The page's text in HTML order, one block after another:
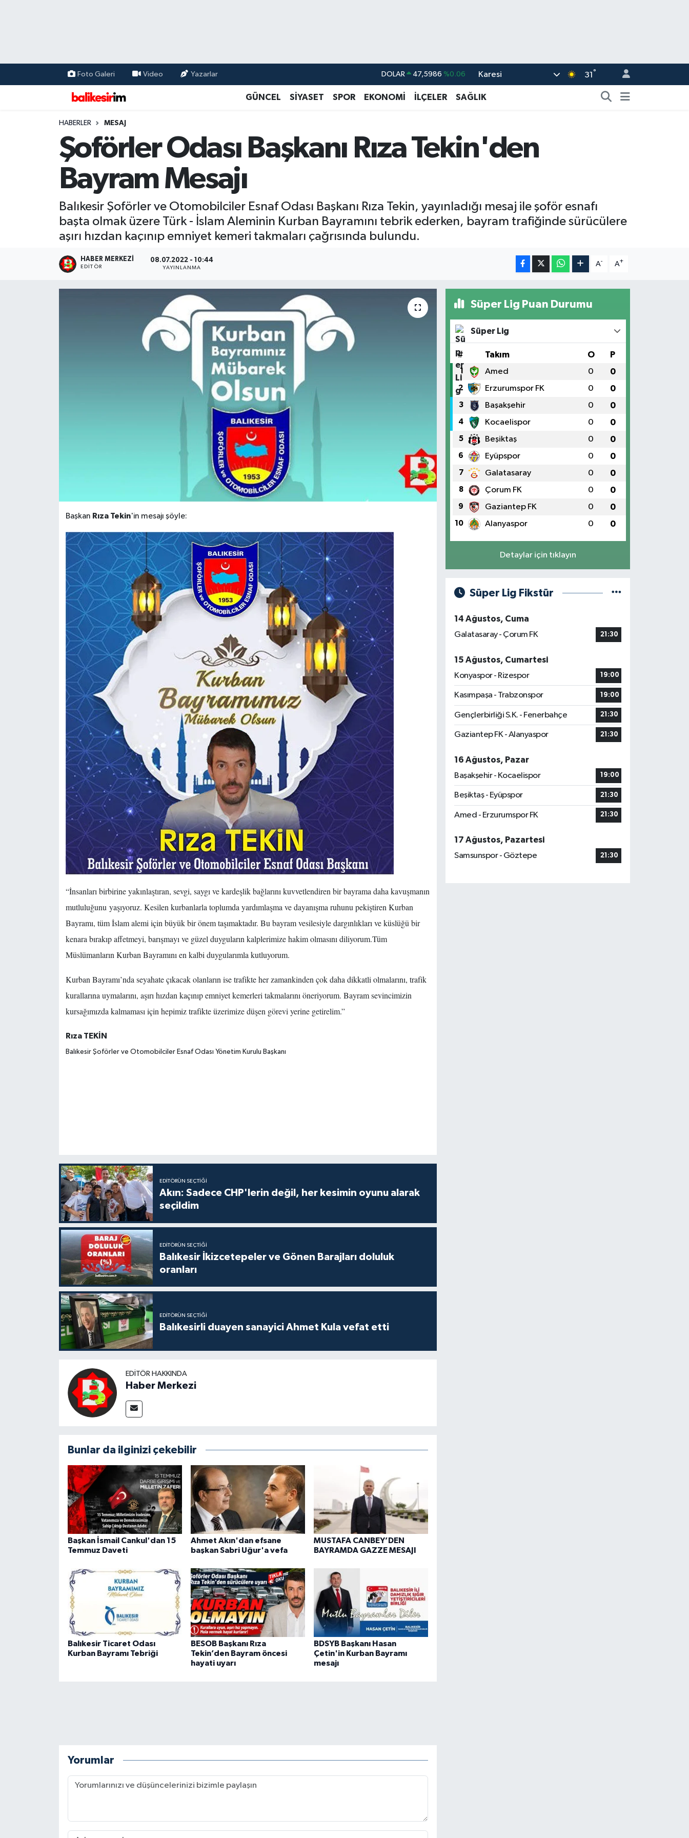
Foto Galeri Video Yazarlar DOLAR 47,5986 %0.06
EURO 55,0700 %0.1
BİST100 13.768 %48
Karesi 31 °
GÜNCEL SİYASET SPOR EKONOMİ İLÇELER SAĞLIK
HABERLER MESAJ
Şoförler Odası Başkanı Rıza Tekin'den
Bayram Mesajı
Balıkesir Şoförler ve Otomobilciler Esnaf Odası Başkanı Rıza Tekin, yayınladığı mesaj ile şoför esnafı
başta olmak üzere Türk - İslam Aleminin Kurban Bayramını tebrik ederken, bayram trafiğinde sürücülere
aşırı hızdan kaçınıp emniyet kemeri takmaları çağrısında bulundu.
HABER MERKEZI
EDITÖR
08.07.2022 - 10:44
YAYINLANMA
A- A+
Başkan Rıza Tekin'in mesajı şöyle:
“İnsanları birbirine yakınlaştıran, sevgi, saygı ve kardeşlik bağlarını kuvvetlendiren bir bayrama daha kavuşmanın
mutluluğunu yaşıyoruz. Kesilen kurbanlarla toplumda yardımlaşma ve dayanışma ruhunu pekiştiren Kurban
Bayramı, tüm İslam alemi için büyük bir önem taşımaktadır. Bu bayram vesilesiyle dargınlıkları ve küslüğü bir
kenara bırakıp affetmeyi, barışmayı ve güzel duyguların kalplerimize hakim olmasını diliyorum.Tüm
Müslümanların Kurban Bayramını en kalbi duygularımla kutluyorum.
Kurban Bayramı’nda seyahate çıkacak olanların ise trafikte her zamankinden çok daha dikkatli olmalarını, trafik
kurallarına uymalarını, aşırı hızdan kaçınıp emniyet kemerleri takmalarını öneriyorum. Bayram sevincimizin
kursağımızda kalmaması için hepimiz trafikte üzerimize düşen görevi yerine getirelim.”
Rıza TEKİN
Balıkesir Şoförler ve Otomobilciler Esnaf Odası Yönetim Kurulu Başkanı
EDITÖRÜN SEÇTIĞI
Akın: Sadece CHP'lerin değil, her kesimin oyunu alarak
seçildim
EDITÖRÜN SEÇTIĞI
Balıkesir İkizcetepeler ve Gönen Barajları doluluk
oranları
EDITÖRÜN SEÇTIĞI
Balıkesirli duayen sanayici Ahmet Kula vefat etti
EDITÖR HAKKINDA
Haber Merkezi
Bunlar da ilginizi çekebilir
Başkan İsmail Cankul'dan 15
Temmuz Daveti
Ahmet Akın'dan efsane
başkan Sabri Uğur'a vefa
MUSTAFA CANBEY’DEN
BAYRAMDA GAZZE MESAJI
Balıkesir Ticaret Odası
Kurban Bayramı Tebriği
BESOB Başkanı Rıza
Tekin’den Bayram öncesi
hayati uyarı
BDSYB Başkanı Hasan
Çetin'in Kurban Bayramı
mesajı
Yorumlar
Süper Lig Puan Durumu
Süper Lig
# Takım O P
1 Amed 0 0
2 Erzurumspor FK 0 0
3 Başakşehir 0 0
4 Kocaelispor 0 0
5 Beşiktaş 0 0
6 Eyüpspor 0 0
7 Galatasaray 0 0
8 Çorum FK 0 0
9 Gaziantep FK 0 0
10 Alanyaspor 0 0
Detaylar için tıklayın
Süper Lig Fikstür
14 Ağustos, Cuma
Galatasaray - Çorum FK
21:30
15 Ağustos, Cumartesi
Konyaspor - Rizespor
19:00
Kasımpaşa - Trabzonspor 19:00
Gençlerbirliği S.K. - Fenerbahçe 21:30
Gaziantep FK - Alanyaspor 21:30
16 Ağustos, Pazar
Başakşehir - Kocaelispor
19:00
Beşiktaş - Eyüpspor 21:30
Amed - Erzurumspor FK 21:30
17 Ağustos, Pazartesi
Samsunspor - Göztepe
21:30